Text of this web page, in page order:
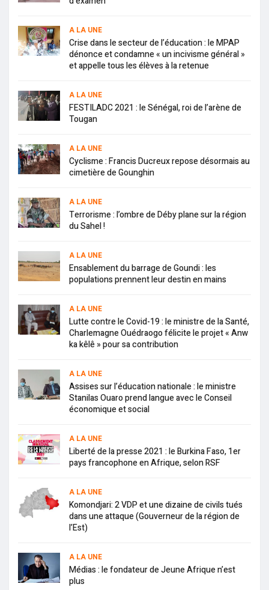
A LA UNE
Crise dans le secteur de l’éducation : le MPAP
dénonce et condamne « un incivisme général »
et appelle tous les élèves à la retenue
A LA UNE
FESTILADC 2021 : le Sénégal, roi de l’arène de
Tougan
A LA UNE
Cyclisme : Francis Ducreux repose désormais au
cimetière de Gounghin
A LA UNE
Terrorisme : l’ombre de Déby plane sur la région
du Sahel !
A LA UNE
Ensablement du barrage de Goundi : les
populations prennent leur destin en mains
A LA UNE
Lutte contre le Covid-19 : le ministre de la Santé,
Charlemagne Ouédraogo félicite le projet « Anw
ka kêlê » pour sa contribution
A LA UNE
Assises sur l’éducation nationale : le ministre
Stanilas Ouaro prend langue avec le Conseil
économique et social
A LA UNE
Liberté de la presse 2021 : le Burkina Faso, 1er
pays francophone en Afrique, selon RSF
A LA UNE
Komondjari: 2 VDP et une dizaine de civils tués
dans une attaque (Gouverneur de la région de
l’Est)
A LA UNE
Médias : le fondateur de Jeune Afrique n’est
plus